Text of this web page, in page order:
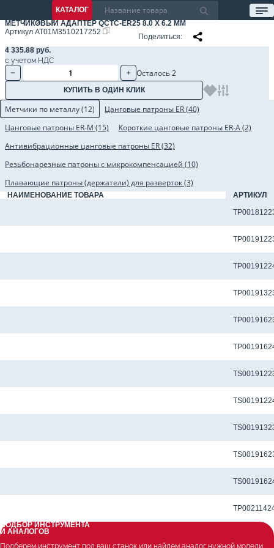
КАТАЛОГ
МЕТЧИКОВЫЙ АДАПТЕР QCTC-ER25 8.0 X 6.2 ММ
Артикул AT01M3510217252
Поделиться
4 335.88 руб.
с учетом НДС
Осталось 2
КУПИТЬ В ОДИН КЛИК
Метчики по металлу (12)
Цанговые патроны ER (40)
Цанговые патроны ER-M (15)
Короткие цанговые патроны ER-A (2)
Антивибрационные цанговые патроны ER (32)
Резьбонарезные патроны с микрокомпенсацией (10)
Плавающие патроны (держатели) для разверток (3)
НАИМЕНОВАНИЕ ТОВАРА
АРТИКУЛ
ПОДБОР ИНСТРУМЕНТА
И АНАЛОГОВ
Подберем инструмент под ваш станок или найдем аналог нужной модели.